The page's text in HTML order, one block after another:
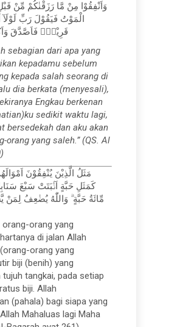
وَاَنْفِقُوْا مِنْ مَّا رَزَقْنٰكُمْ مِّنْ
الْمَوْتُ فَيَقُوْلَ رَبِّ لَوْلَآ
قَرِيْبٍۚ فَاَصَّدَّقَ
sebagian dari apa yang
kepadamu sebelum
kepada salah seorang di
dia berkata (menyesali),
Engkau berkenan
sedikit waktu lagi,
bersedekah dan aku akan
orang yang saleh.” (QS. Al
مَثَلُ الَّذِيْنَ يُنْفِقُوْنَ
كَمَثَلِ حَبَّةٍ اَنْۢبَتَتْ سَبْعَ
مِّائَةُ حَبَّةٍ ۗ وَاللّٰهُ يُضٰعِفُ لِمَنْ
orang yang
di jalan Allah
orang yang
biji (benih) yang
tangkai, pada setiap
biji. Allah
(pahala) bagi siapa yang
Mahaluas lagi Maha